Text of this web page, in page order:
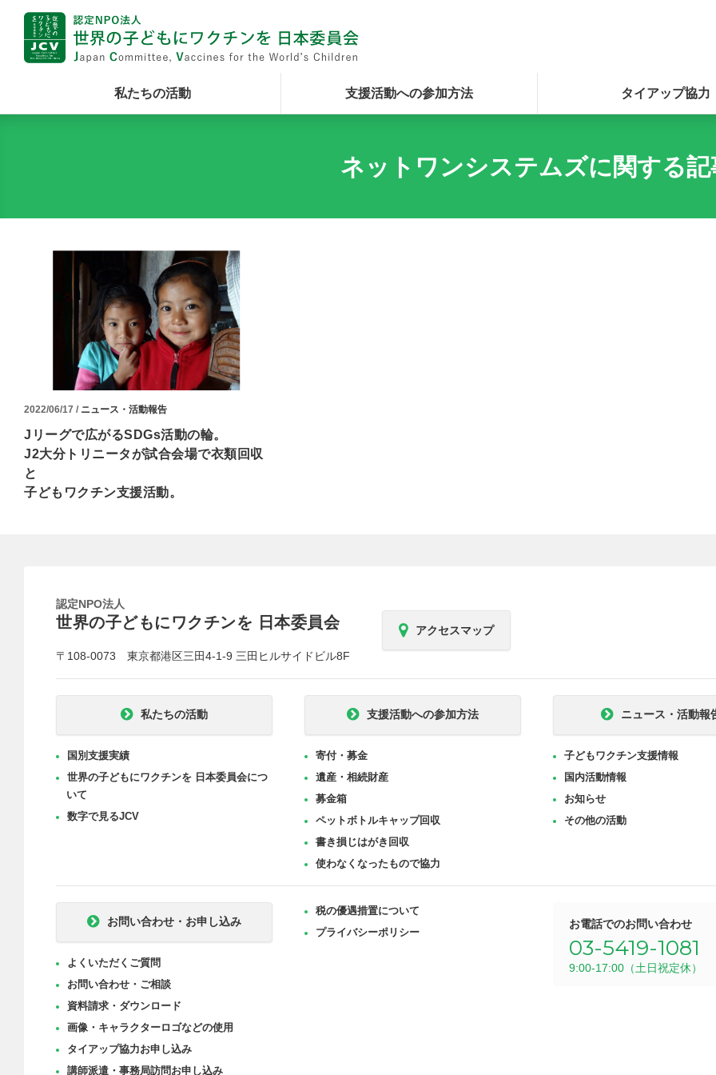
私たちの活動 支援活動への参加方法 タイアップ協力
ネットワンシステムズに関する記
2022/06/17 / ニュース・活動報告
Jリーグで広がるSDGs活動の輪。
J2大分トリニータが試合会場で衣類回収
と
子どもワクチン支援活動。
認定NPO法人
世界の子どもにワクチンを 日本委員会
〒108-0073 東京都港区三田4-1-9 三田ヒルサイドビル8F
アクセスマップ
私たちの活動
国別支援実績
世界の子どもにワクチンを 日本委員会につ
いて
数字で見るJCV
支援活動への参加方法
寄付・募金
遺産・相続財産
募金箱
ペットボトルキャップ回収
書き損じはがき回収
使わなくなったもので協力
ニュース・活動報
子どもワクチン支援情報
国内活動情報
お知らせ
その他の活動
お問い合わせ・お申し込み
よくいただくご質問
お問い合わせ・ご相談
資料請求・ダウンロード
画像・キャラクターロゴなどの使用
タイアップ協力お申し込み
講師派遣・事務局訪問お申し込み
税の優遇措置について
プライバシーポリシー
お電話でのお問い合わせ
03-5419-1081
9:00-17:00（土日祝定休）